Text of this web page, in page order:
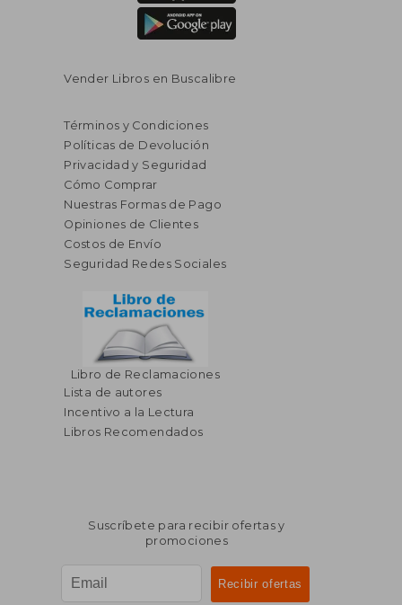
Vender Libros en Buscalibre
Términos y Condiciones
Políticas de Devolución
Privacidad y Seguridad
Cómo Comprar
Nuestras Formas de Pago
Opiniones de Clientes
Costos de Envío
Seguridad Redes Sociales
Libro de Reclamaciones
Lista de autores
Incentivo a la Lectura
Libros Recomendados
Suscríbete para recibir ofertas y
promociones